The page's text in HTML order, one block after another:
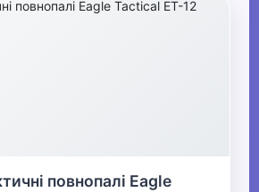
повнопалі Eagle